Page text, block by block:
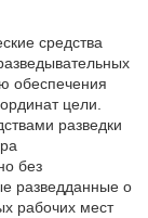
средства
обеспечения
цели.
разведки
без
разведданные о
рабочих мест